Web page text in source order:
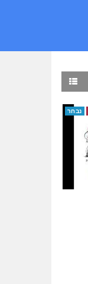
נבחר